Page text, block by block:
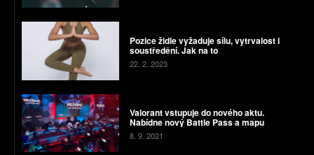
Pozice židle vyžaduje sílu, vytrvalost i
soustředění. Jak na to
22. 2. 2023
Valorant vstupuje do nového aktu.
Nabídne nový Battle Pass a mapu
8. 9. 2021